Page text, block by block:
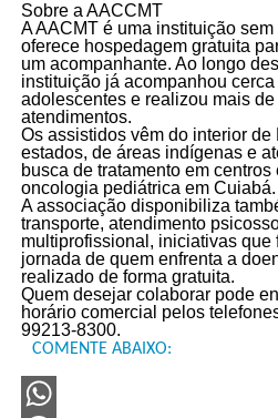
Sobre a AACCMT
A AACMT é uma instituição
oferece hospedagem gratuita
um acompanhante. Ao longo
instituição já acompanhou
adolescentes e realizou mais de
atendimentos.
Os assistidos vêm do interior de
estados, de áreas indígenas e
busca de tratamento em
oncologia pediátrica em Cuiabá.
A associação disponibiliza
transporte, atendimento
multiprofissional, iniciativas que
jornada de quem enfrenta a
realizado de forma gratuita.
Quem desejar colaborar pode
horário comercial pelos
99213-8300.
COMENTE ABAIXO: